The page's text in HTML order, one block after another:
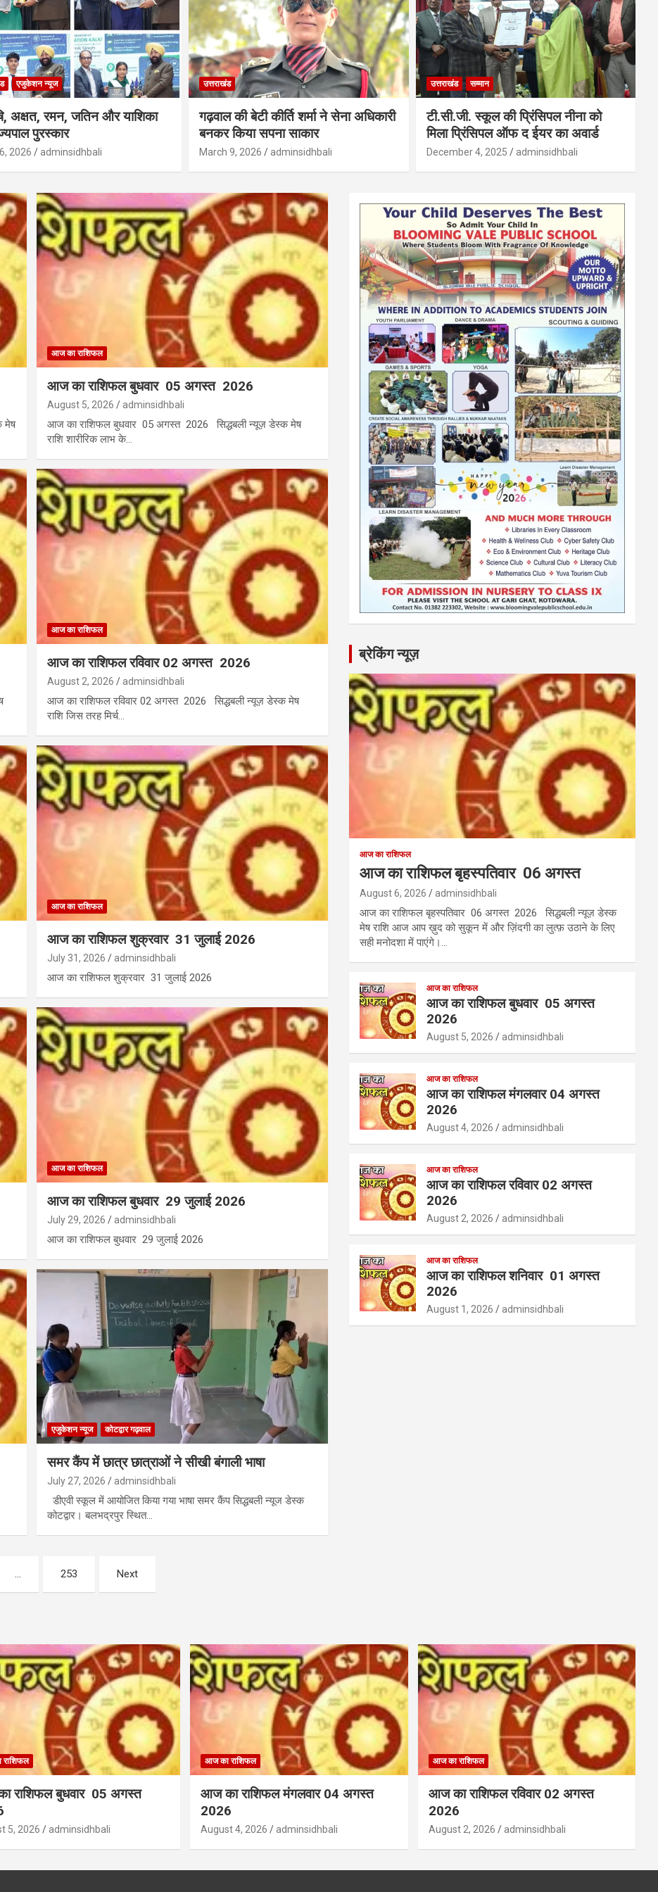
एजुकेशन न्‍यूज
अक्षत, रमन, जतिन और याशिका
पुरस्कार
2026 adminsidhbali
उत्तराखंड
गढ़वाल की बेटी कीर्ति शर्मा ने सेना अधिकारी
बनकर किया सपना साकार
March 9, 2026 adminsidhbali
उत्तराखंड सम्मान
टी.सी.जी. स्कूल की प्रिंसिपल नीना को
मिला प्रिंसिपल ऑफ द ईयर का अवार्ड
December 4, 2025 adminsidhbali
मेष
आज का राशिफल
आज का राशिफल बुधवार 05 अगस्त 2026
August 5, 2026 adminsidhbali
आज का राशिफल बुधवार 05 अगस्त 2026 सिद्धबली न्यूज़ डेस्क मेष
राशि शारीरिक लाभ के…
आज का राशिफल
आज का राशिफल रविवार 02 अगस्त 2026
August 2, 2026 adminsidhbali
आज का राशिफल रविवार 02 अगस्त 2026 सिद्धबली न्यूज़ डेस्क मेष
राशि जिस तरह मिर्च…
आज का राशिफल
आज का राशिफल शुक्रवार 31 जुलाई 2026
July 31, 2026 adminsidhbali
आज का राशिफल शुक्रवार 31 जुलाई 2026
आज का राशिफल
आज का राशिफल बुधवार 29 जुलाई 2026
July 29, 2026 adminsidhbali
आज का राशिफल बुधवार 29 जुलाई 2026
एजुकेशन न्‍यूज कोटद्वार गढ़वाल
समर कैंप में छात्र छात्राओं ने सीखी बंगाली भाषा
July 27, 2026 adminsidhbali
डीएवी स्कूल में आयोजित किया गया भाषा समर कैंप सिद्धबली न्यूज डेस्क
कोटद्वार। बलभद्रपुर स्थित…
… 253 Next
ब्रेकिंग न्यूज़
आज का राशिफल
आज का राशिफल बृहस्पतिवार 06 अगस्त
August 6, 2026 adminsidhbali
आज का राशिफल बृहस्पतिवार 06 अगस्त 2026 सिद्धबली न्यूज़ डेस्क
मेष राशि आज आप ख़ुद को सुकून में और ज़िंदगी का लुत्फ़ उठाने के लिए
सही मनोदशा में पाएंगे।…
आज का राशिफल
आज का राशिफल बुधवार 05 अगस्त
2026
August 5, 2026 adminsidhbali
आज का राशिफल
आज का राशिफल मंगलवार 04 अगस्त
2026
August 4, 2026 adminsidhbali
आज का राशिफल
आज का राशिफल रविवार 02 अगस्त
2026
August 2, 2026 adminsidhbali
आज का राशिफल
आज का राशिफल शनिवार 01 अगस्त
2026
August 1, 2026 adminsidhbali
राशिफल बुधवार 05 अगस्त
5, 2026 adminsidhbali
आज का राशिफल
आज का राशिफल मंगलवार 04 अगस्त
2026
August 4, 2026 adminsidhbali
आज का राशिफल
आज का राशिफल रविवार 02 अगस्त
2026
August 2, 2026 adminsidhbali